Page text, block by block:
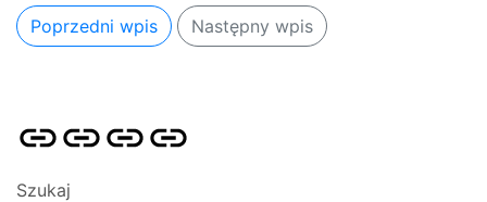
Poprzedni wpis Następny wpis
Strona
główna
Pozycjonowanie
Stron
SKLEP
SEO
BLOG
Szukaj